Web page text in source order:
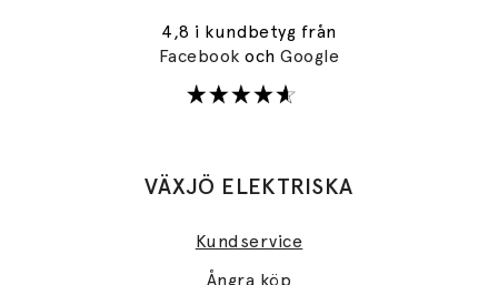
4,8 i kundbetyg från
FacebookochGoogle
VÄXJÖ ELEKTRISKA
Kundservice
Ångra köp